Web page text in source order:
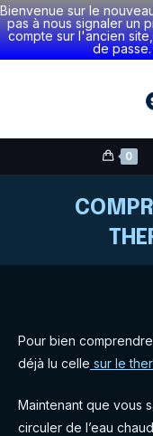
Bienvenue sur le
pas à nous signaler un
compte sur l'ancien
de
0
Pour bien
déjà lu celle sur le
Maintenant que vous
circuler de l’eau